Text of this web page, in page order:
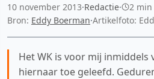
10 november 2013·Redactie· 2
Bron: Eddy Boerman·Artikelfoto:
Het WK is voor mij
hiernaar toe geleefd.